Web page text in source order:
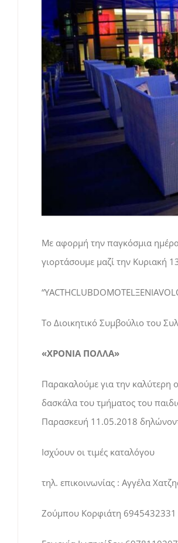
Με αφορμή την παγκόσμια
γιορτάσουμε μαζί την Κυριακή
Το Διοικητικό Συμβούλιο του
«ΧΡΟΝΙΑ ΠΟΛΛΑ»
Παρακαλούμε για την
δασκάλα του τμήματος του
Παρασκευή 11.05.2018
Ισχύουν οι τιμές καταλόγου
τηλ. επικοινωνίας : Αγγέλα
Ζούμπου Κορφιάτη 6945432331